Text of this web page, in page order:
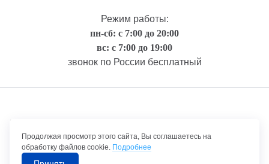
Режим работы:
пн-сб: с 7:00 до 20:00
вс: с 7:00 до 19:00
звонок по России бесплатный
Правовая информация
Продолжая просмотр этого сайта, Вы соглашаетесь на
обработку файлов cookie. Подробнее